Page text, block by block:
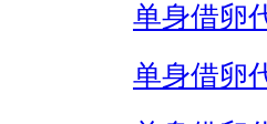
单身借卵
单身借卵